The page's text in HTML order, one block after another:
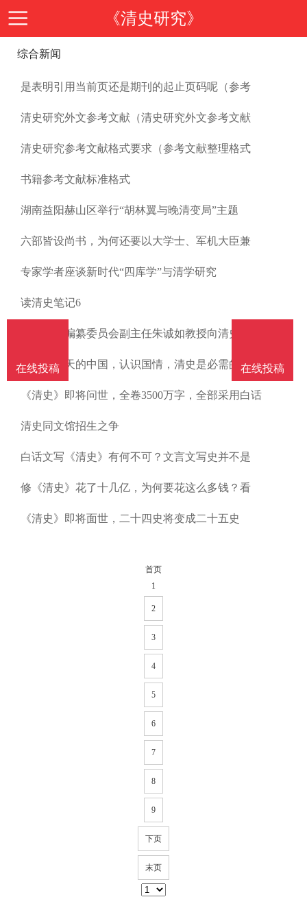
《清史研究》
首
刊
期
绍
指
邮
箱
投
在
线
投
联
系
综合新闻
是表明引用当前页还是期刊的起止页码呢（参考
清史研究外文参考文献（清史研究外文参考文献
清史研究参考文献格式要求（参考文献整理格式
书籍参考文献标准格式
湖南益阳赫山区举行“胡林翼与晚清变局”主题
六部皆设尚书，为何还要以大学士、军机大臣兼
专家学者座谈新时代“四库学”与清学研究
读清史笔记6
国家清史编纂委员会副主任朱诚如教授向清史图
要了解今天的中国，认识国情，清史是必需的、
《清史》即将问世，全卷3500万字，全部采用白话
清史同文馆招生之争
白话文写《清史》有何不可？文言文写史并不是
修《清史》花了十几亿，为何要花这么多钱？看
《清史》即将面世，二十四史将变成二十五史
首页
1
2
3
4
5
6
7
8
9
下页
末页
在线投稿
在线投稿